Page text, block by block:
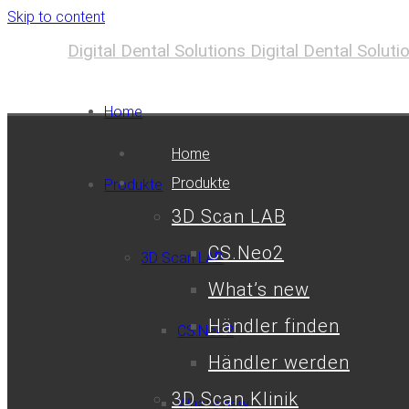
Skip to content
Digital Dental Solutions Digital Dental
Home
Produkte
3D Scan LAB
CS.Neo2
What’s new
Home
Produkte
3D Scan LAB
CS.Neo2
What’s new
Händler finden
Händler werden
3D Scan Klinik